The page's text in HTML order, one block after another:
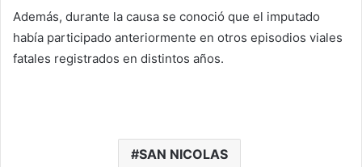
Además, durante la causa se conoció que el imputado
había participado anteriormente en otros episodios viales
fatales registrados en distintos años.
SAN NICOLAS